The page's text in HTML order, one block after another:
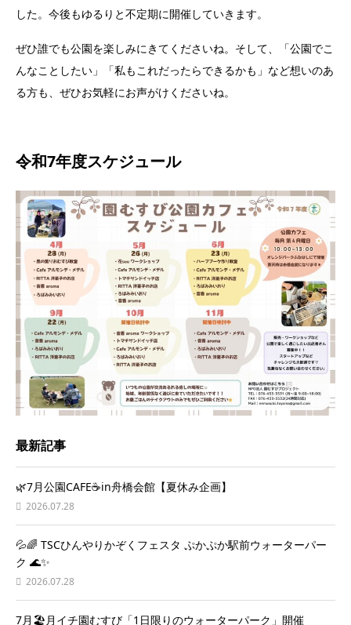
した。今後もゆるりと不定期に開催していきます。
ぜひ誰でも公園を楽しみにきてくださいね。そして、「公園でこ
んなことしたい」「私もこれだったらできるかも」など想いのあ
る方も、ぜひお気軽にお声がけくださいね。
令和7年度スケジュール
最新記事
🌿7月公園CAFE☕️in舟橋会館【夏休み企画】
2026.07.28
💦🌈 TSCひんやりかぞくフェスタ ぷかぷか駅前ウォーターパー
ク 🌊✨
2026.07.28
7月🏖️月イチ園むすび「1日限りのウォーターパーク」開催